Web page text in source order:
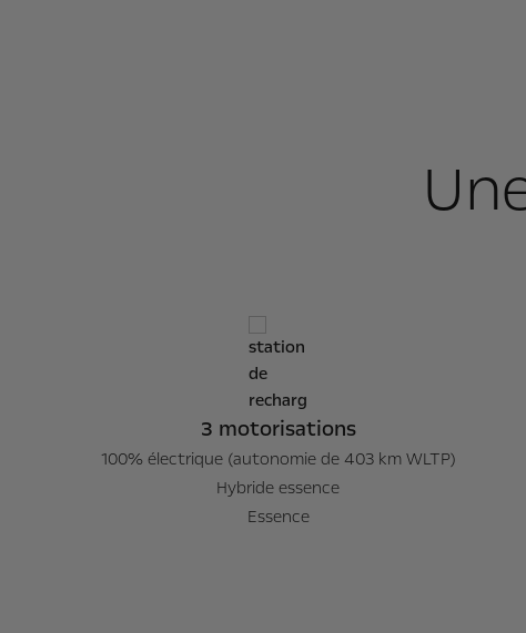
3 motorisations
100% électrique (autonomie de 403 km WLTP)
Hybride essence
Essence